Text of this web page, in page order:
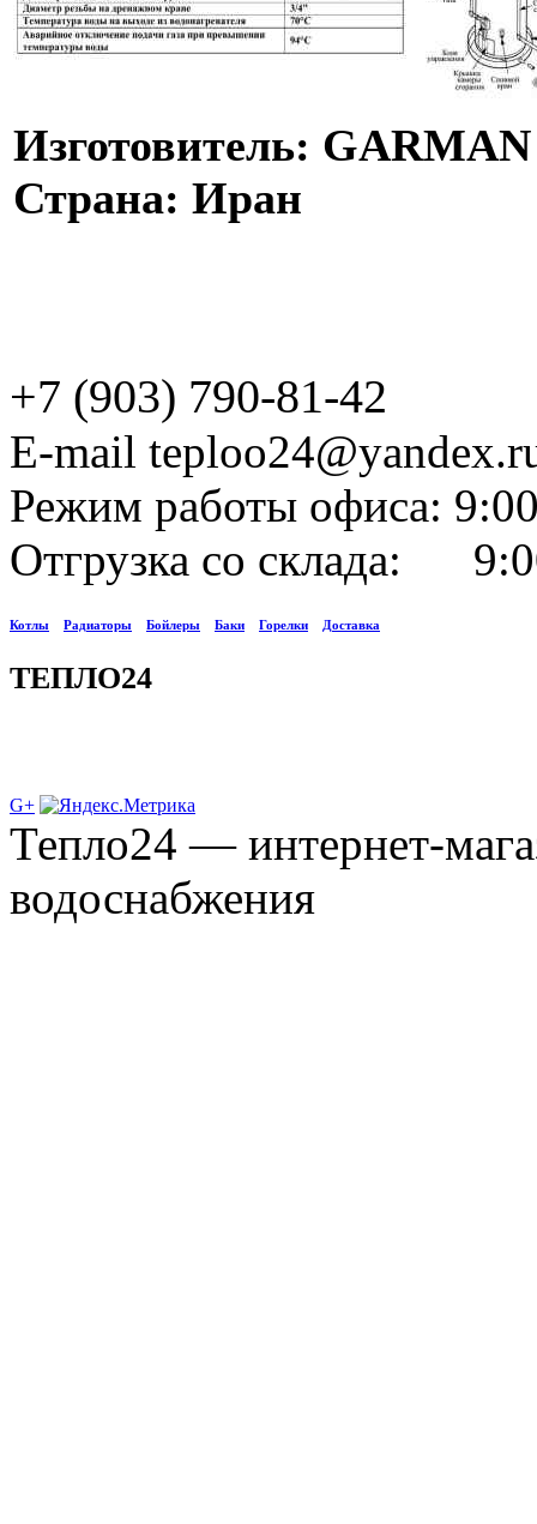
Изготовитель:
Страна: Иран
+7 (903) 790-81-42
E-mail
Режим работы офиса:
Отгрузка со склада:
Котлы Радиаторы Бойлеры Баки Горелки Доставка
ТЕПЛО24
G+
Тепло24 — интернет-
водоснабжения